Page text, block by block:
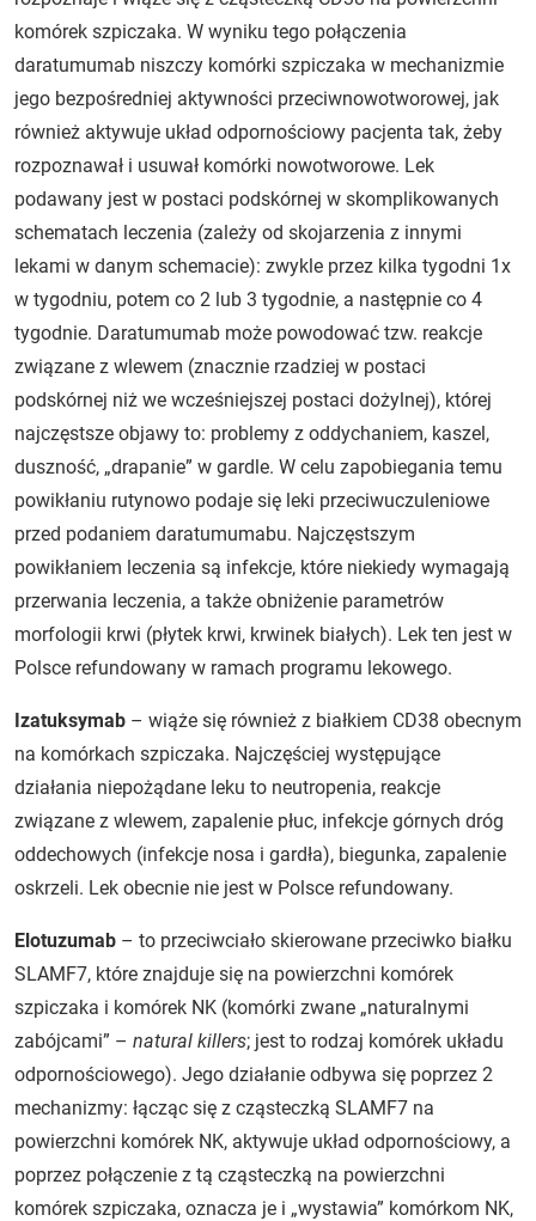
komórek szpiczaka. W wyniku tego połączenia
daratumumab niszczy komórki szpiczaka w mechanizmie
jego bezpośredniej aktywności przeciwnowotworowej, jak
również aktywuje układ odpornościowy pacjenta tak, żeby
rozpoznawał i usuwał komórki nowotworowe. Lek
podawany jest w postaci podskórnej w skomplikowanych
schematach leczenia (zależy od skojarzenia z innymi
lekami w danym schemacie): zwykle przez kilka tygodni 1x
w tygodniu, potem co 2 lub 3 tygodnie, a następnie co 4
tygodnie. Daratumumab może powodować tzw. reakcje
związane z wlewem (znacznie rzadziej w postaci
podskórnej niż we wcześniejszej postaci dożylnej), której
najczęstsze objawy to: problemy z oddychaniem, kaszel,
duszność, „drapanie” w gardle. W celu zapobiegania temu
powikłaniu rutynowo podaje się leki przeciwuczuleniowe
przed podaniem daratumumabu. Najczęstszym
powikłaniem leczenia są infekcje, które niekiedy wymagają
przerwania leczenia, a także obniżenie parametrów
morfologii krwi (płytek krwi, krwinek białych). Lek ten jest w
Polsce refundowany w ramach programu lekowego.
Izatuksymab – wiąże się również z białkiem CD38 obecnym
na komórkach szpiczaka. Najczęściej występujące
działania niepożądane leku to neutropenia, reakcje
związane z wlewem, zapalenie płuc, infekcje górnych dróg
oddechowych (infekcje nosa i gardła), biegunka, zapalenie
oskrzeli. Lek obecnie nie jest w Polsce refundowany.
Elotuzumab – to przeciwciało skierowane przeciwko białku
SLAMF7, które znajduje się na powierzchni komórek
szpiczaka i komórek NK (komórki zwane „naturalnymi
zabójcami” – natural killers; jest to rodzaj komórek układu
odpornościowego). Jego działanie odbywa się poprzez 2
mechanizmy: łącząc się z cząsteczką SLAMF7 na
powierzchni komórek NK, aktywuje układ odpornościowy, a
poprzez połączenie z tą cząsteczką na powierzchni
komórek szpiczaka, oznacza je i „wystawia” komórkom NK,